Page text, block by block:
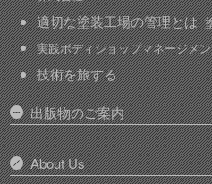
適切な塗装工場の管理とは
実践ボディショップマネージメ
技術を旅する
出版物のご案内
About Us